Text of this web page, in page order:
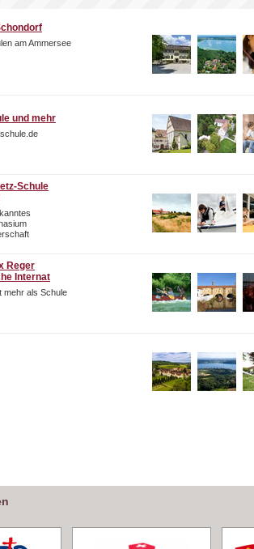
am Ammersee
und mehr
Schule
Reger
Internat
mehr als Schule